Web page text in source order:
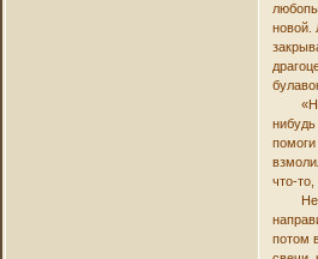
новой.
«Но
нибудь
что-
Не
потом